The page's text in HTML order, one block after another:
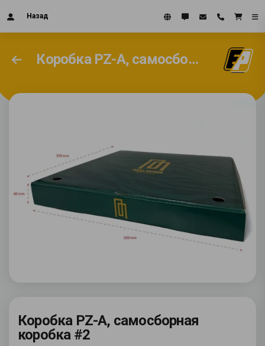
Назад
Коробка PZ-A, самосборная коробка #2
Коробка PZ-A, самосборная
коробка #2